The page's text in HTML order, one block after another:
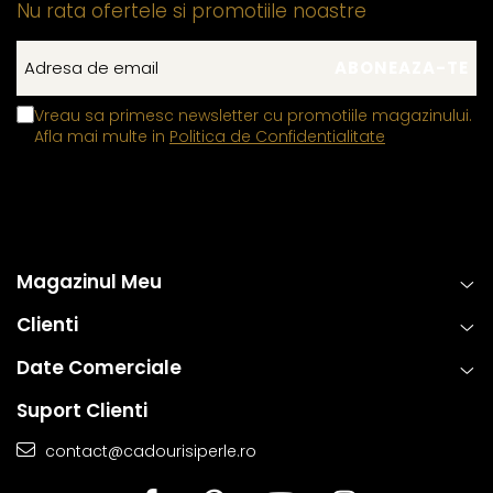
Nu rata ofertele si promotiile noastre
Vreau sa primesc newsletter cu promotiile magazinului.
Afla mai multe in Politica de Confidentialitate
Magazinul Meu
Clienti
Date Comerciale
Suport Clienti
contact@cadourisiperle.ro